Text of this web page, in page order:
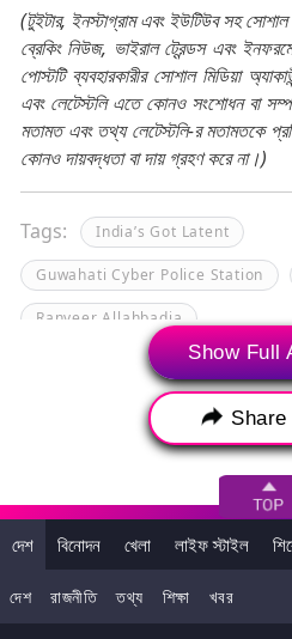
(টুইটার, ইনস্টাগ্রাম এবং ইউটিউব সহ
ব্রেকিং নিউজ, ভাইরাল ট্রেন্ডস এবং
পোস্টটি ব্যবহারকারীর সোশাল মিডিয়া
এবং লেটেস্টলি এতে কোনও সংশোধন বা
মতামত এবং তথ্য লেটেস্টলি-র মতামতকে
কোনও দায়বদ্ধতা বা দায় গ্রহণ করে না।)
Tags: India’s Got Latent
Guwahati Cyber Police Station
Ranveer Allahbadia
Show Full
দেশ বিনোদন খেলা লাইফ স্টাইল
দেশ রাজনীতি তথ্য শিক্ষা খবর